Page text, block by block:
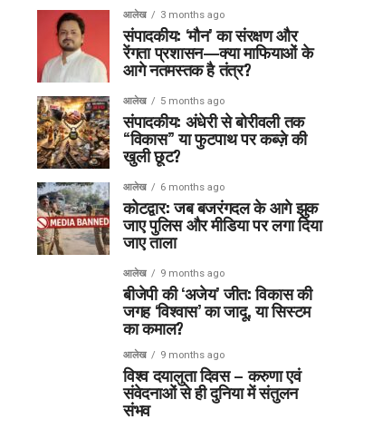
आलेख 3 months ago
संपादकीय: ‘मौन’ का संरक्षण और
रेंगता प्रशासन—क्या माफियाओं के
आगे नतमस्तक है तंत्र?
आलेख 5 months ago
संपादकीय: अंधेरी से बोरीवली तक
“विकास” या फुटपाथ पर कब्ज़े की
खुली छूट?
आलेख 6 months ago
कोटद्वार: जब बजरंगदल के आगे झुक
जाए पुलिस और मीडिया पर लगा दिया
जाए ताला
आलेख 9 months ago
बीजेपी की ‘अजेय’ जीत: विकास की
जगह ‘विश्वास’ का जादू, या सिस्टम
का कमाल?
आलेख 9 months ago
विश्व दयालुता दिवस – करुणा एवं
संवेदनाओं से ही दुनिया में संतुलन
संभव